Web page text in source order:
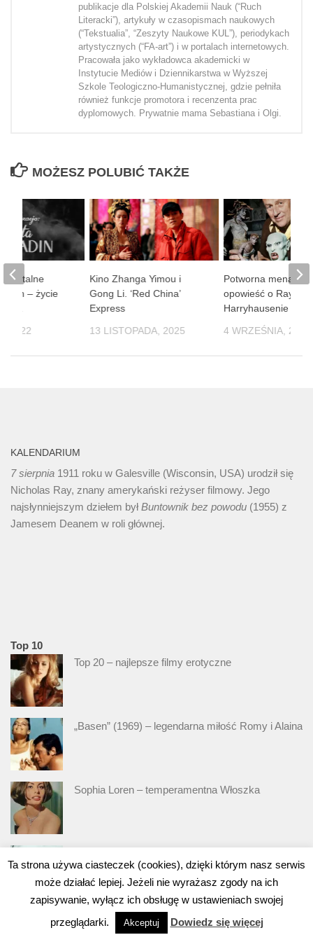
publikacje dla Polskiej Akademii Nauk (“Ruch
Literacki”), artykuły w czasopismach naukowych
(“Tekstualia”, “Zeszyty Naukowe KUL”), periodykach
artystycznych (“FA-art”) i w portalach internetowych.
Pracowała jako wykładowca akademicki w
Instytucie Mediów i Dziennikarstwa w Wyższej
Szkole Teologiczno-Humanistycznej, gdzie pełniła
również funkcje promotora i recenzenta prac
dyplomowych. Prywatnie mama Sebastiana i Olgi.
MOŻESZ POLUBIĆ TAKŻE
Kino Zhanga Yimou i
Gong Li. ‘Red China’
Express
13 LISTOPADA, 2025
Potworna
opowieść o Rayu
Harryhausenie
4 WRZEŚNIA, 2024
– życie
2022
KALENDARIUM
7 sierpnia 1911 roku w Galesville (Wisconsin, USA) urodził się
Nicholas Ray, znany amerykański reżyser filmowy. Jego
najsłynniejszym dziełem byłBuntownik bez powodu (1955) z
Jamesem Deanem w roli głównej.
Top 10
Top 20 – najlepsze filmy erotyczne
„Basen” (1969) – legendarna miłość Romy i Alaina
Sophia Loren – temperamentna Włoszka
Top 10 – czego (być może) nie wiesz o “Sprawie
Kramerów”
Ta strona używa ciasteczek (cookies), dzięki którym nasz serwis
może działać lepiej. Jeżeli nie wyrażasz zgody na ich
zapisywanie, wyłącz ich obsługę w ustawieniach swojej
przeglądarki.
Akceptuj Dowiedz się więcej